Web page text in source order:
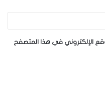
الإلكتروني في هذا المتصفح